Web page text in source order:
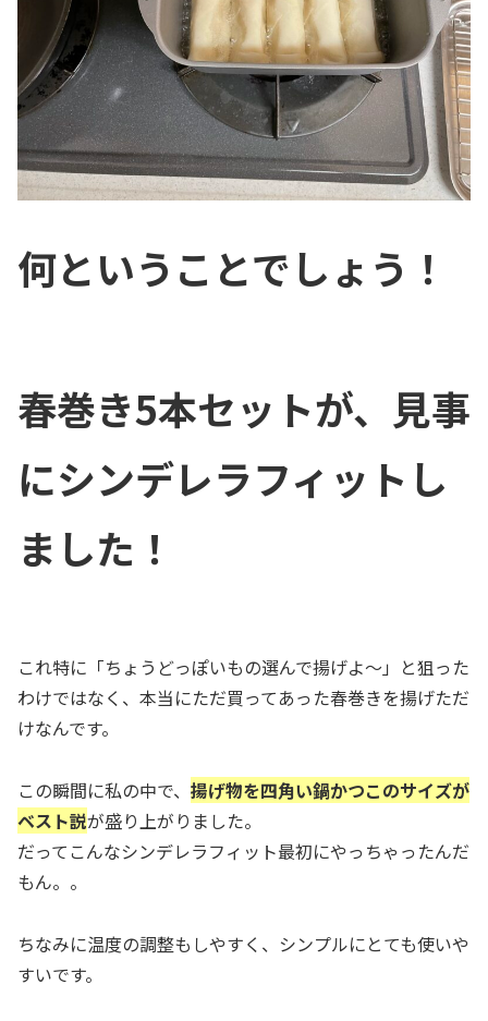
何ということでしょう！
春巻き5本セットが、見事
にシンデレラフィットし
ました！
これ特に「ちょうどっぽいもの選んで揚げよ〜」と狙った
わけではなく、本当にただ買ってあった春巻きを揚げただ
けなんです。
この瞬間に私の中で、 揚げ物を四角い鍋かつこのサイズが
ベスト説が盛り上がりました。
だってこんなシンデレラフィット最初にやっちゃったんだ
もん。。
ちなみに温度の調整もしやすく、シンプルにとても使いや
すいです。